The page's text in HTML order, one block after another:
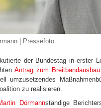
| Pressefoto
der Bundestag in erster
Antrag zum Breitbandausbau
umzusetzendes
zu realisieren.
Dörmannständige